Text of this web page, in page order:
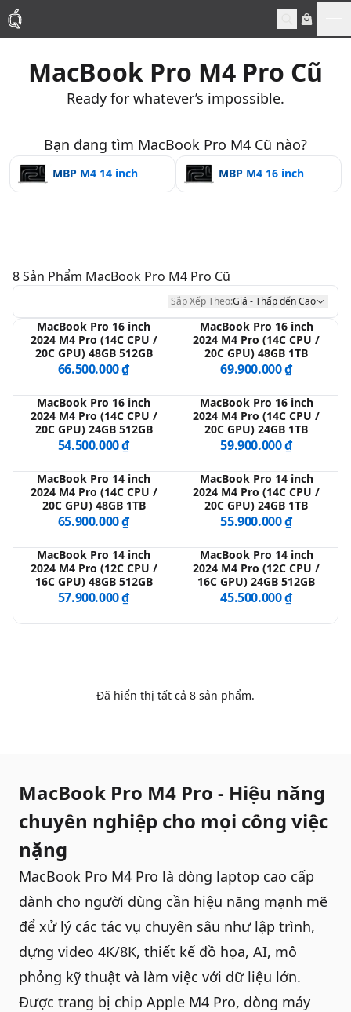
Mac
MacBook Air
Thay Linh Kiện
QBlog
MacBook Pro M4 Pro Cũ
Ready for whatever’s impossible.
Bạn đang tìm MacBook Pro M4 Cũ nào?
MBP M4 14 inch MBP M4 16 inch
8Sản Phẩm MacBook Pro M4 Pro Cũ
Sắp Xếp Theo:Giá - Thấp đến Cao
MacBook Pro 16 inch
2024 M4 Pro (14C CPU /
20C GPU) 48GB 512GB
66.500.000 ₫
MacBook Pro 16 inch
2024 M4 Pro (14C CPU /
20C GPU) 48GB 1TB
69.900.000 ₫
MacBook Pro 16 inch
2024 M4 Pro (14C CPU /
20C GPU) 24GB 512GB
54.500.000 ₫
MacBook Pro 16 inch
2024 M4 Pro (14C CPU /
20C GPU) 24GB 1TB
59.900.000 ₫
MacBook Pro 14 inch
2024 M4 Pro (14C CPU /
20C GPU) 48GB 1TB
65.900.000 ₫
MacBook Pro 14 inch
2024 M4 Pro (14C CPU /
20C GPU) 24GB 1TB
55.900.000 ₫
MacBook Pro 14 inch
2024 M4 Pro (12C CPU /
16C GPU) 48GB 512GB
57.900.000 ₫
MacBook Pro 14 inch
2024 M4 Pro (12C CPU /
16C GPU) 24GB 512GB
45.500.000 ₫
Đã hiển thị tất cả 8 sản phẩm.
MacBook Pro M4 Pro - Hiệu năng
chuyên nghiệp cho mọi công việc
nặng
MacBook Pro M4 Pro là dòng laptop cao cấp
dành cho người dùng cần hiệu năng mạnh mẽ
để xử lý các tác vụ chuyên sâu như lập trình,
dựng video 4K/8K, thiết kế đồ họa, AI, mô
phỏng kỹ thuật và làm việc với dữ liệu lớn.
Được trang bị chip Apple M4 Pro, dòng máy